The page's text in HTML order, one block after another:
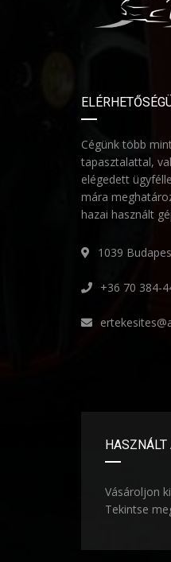
Cégünk több
tapasztalattal,
elégedett
mára
hazai használt
1039
+36 70 384-
HASZNÁLT
Vásároljon
Tekintse